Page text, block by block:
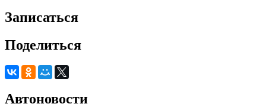
Записаться
Поделиться
Автоновости